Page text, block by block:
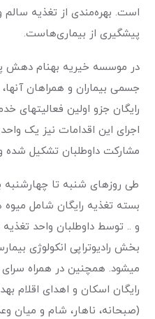
است. بهره‌مندی از تغذیه سالم
پیشگیری از بیماری‌هاست.
در موسسه خیریه بهنام دهش
جسمی بیماران و همراهان آنها،
رایگان جزو اولین فعالیتهای
اجرای این اقدامات نیز یک واحد
مشارکت داوطلبان تشکیل شده
بسته تغذیه رایگان شامل
و .. توسط داوطلبان واحد تغذیه
بخش رادیوتراپی انکولوژی
میشود. همچنین در همراه سرای
رایگان اسکان و اهدای اقلام
(صبحانه، ناهار، شام و میان